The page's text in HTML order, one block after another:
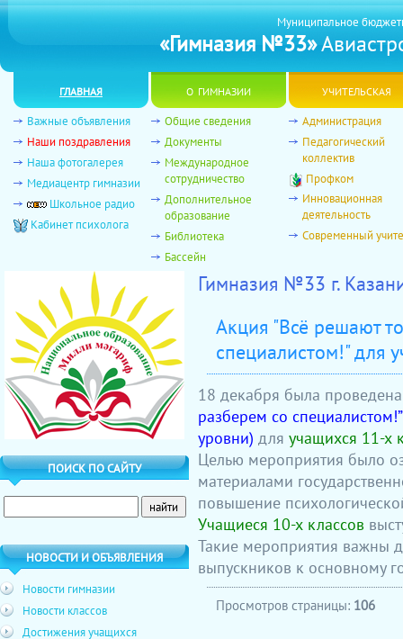
Муниципальное
«Гимназия №33»
главная о гимназии учительская
Важные объявления
Наши поздравления
Наша фотогалерея
Медиацентр гимназии
Школьное радио
Кабинет психолога
Общие сведения
Документы
Международное
сотрудничество
Дополнительное
образование
Библиотека
Бассейн
Администрация
Педагогический
коллектив
Профком
Инновационная
деятельность
Современный
ПОИСК ПО САЙТУ
НОВОСТИ И ОБЪЯВЛЕНИЯ
Новости гимназии
Новости классов
Достижения учащихся
Гимназия №33 г.
Акция "Всё решают
специалистом!" для
18 декабря была
разберем со
уровни) для учащихся 11-х
Целью мероприятия было
материалами
повышение
Учащиеся 10-х классов
Такие мероприятия важны
выпускников к основному
Просмотров страницы: 106